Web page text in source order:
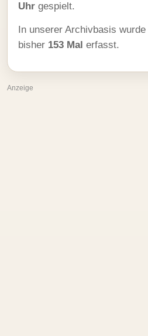
Uhr gespielt.
In unserer Archivbasis wurde
bisher 153 Mal erfasst.
Anzeige